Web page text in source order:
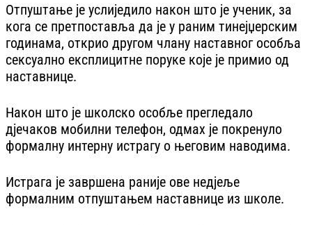
Отпуштање је услиједило након што је ученик, за
кога се претпоставља да је у раним тинејџерским
годинама, открио другом члану наставног особља
сексуално експлицитне поруке које је примио од
наставнице.
Након што је школско особље прегледало
дјечаков мобилни телефон, одмах је покренуло
формалну интерну истрагу о његовим наводима.
Истрага је завршена раније ове недјеље
формалним отпуштањем наставнице из школе.